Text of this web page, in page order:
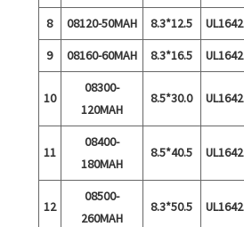
8 08120-50MAH 8.3*12.5
UL1642
9
08160-60MAH 8.3*16.5 UL1642
10
08300-
120MAH
8.5*30.0 UL1642
11
08400-
180MAH
8.5*40.5 UL1642
12
08500-
260MAH
8.3*50.5 UL1642